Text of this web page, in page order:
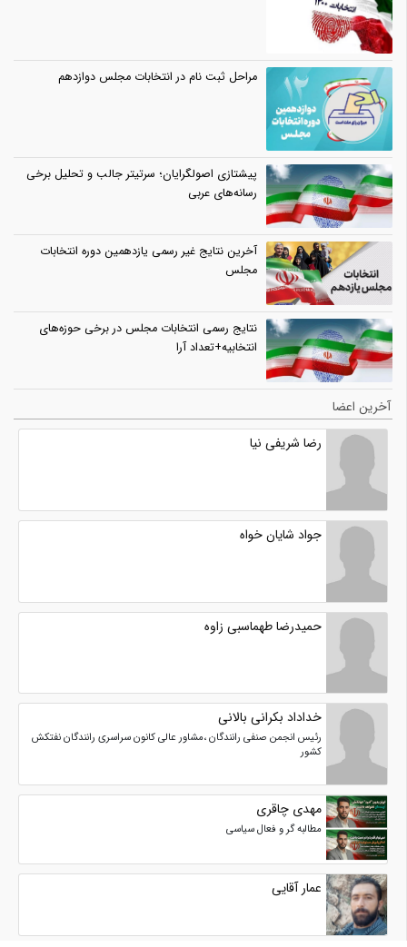
مراحل ثبت نام در انتخابات مجلس دوازدهم
پیشتازی اصولگرایان؛ سرتیتر جالب و تحلیل برخی
رسانه‌های عربی
آخرین نتایج غیر رسمی یازدهمین دوره انتخابات
مجلس
نتایج رسمی انتخابات مجلس در برخی حوزه‌های
انتخابیه+تعداد آرا
آخرین اعضا
رضا شریفی نیا
جواد شایان خواه
حمیدرضا طهماسبی زاوه
خداداد بکرانی بالانی
رئیس انجمن صنفی رانندگان ،مشاور عالی کانون سراسری رانندگان نفتکش
کشور
مهدی چاقری
مطالبه گر و فعال سیاسی
عمار آقایی